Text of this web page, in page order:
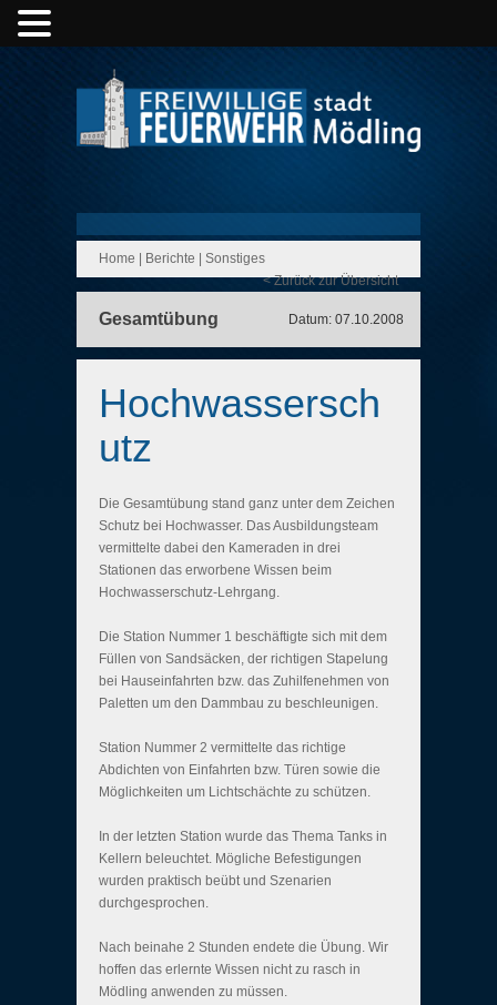
Home Berichte
Sonstiges
< Zurück zur Übersicht
Gesamtübung Datum: 07.10.2008
Hochwassersch
utz
Die Gesamtübung stand ganz unter dem Zeichen
Schutz bei Hochwasser. Das Ausbildungsteam
vermittelte dabei den Kameraden in drei
Stationen das erworbene Wissen beim
Hochwasserschutz-Lehrgang.
Die Station Nummer 1 beschäftigte sich mit dem
Füllen von Sandsäcken, der richtigen Stapelung
bei Hauseinfahrten bzw. das Zuhilfenehmen von
Paletten um den Dammbau zu beschleunigen.
Station Nummer 2 vermittelte das richtige
Abdichten von Einfahrten bzw. Türen sowie die
Möglichkeiten um Lichtschächte zu schützen.
In der letzten Station wurde das Thema Tanks in
Kellern beleuchtet. Mögliche Befestigungen
wurden praktisch beübt und Szenarien
durchgesprochen.
Nach beinahe 2 Stunden endete die Übung. Wir
hoffen das erlernte Wissen nicht zu rasch in
Mödling anwenden zu müssen.